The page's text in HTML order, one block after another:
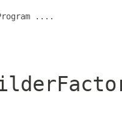
....